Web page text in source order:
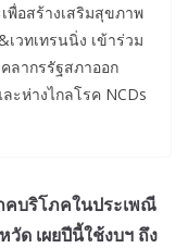
พื่อสร้างเสริมสุขภาพ
วทเทรนนิ่ง เข้าร่วม
ลากรรัฐสภาออก
ะห่างไกลโรค NCDs
คบริโภคในประเพณี
วัด เผยปีนี้ใช้งบฯ ถึง